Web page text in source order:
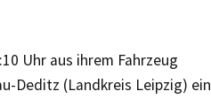
Uhr aus ihrem Fahrzeug
Deditz (Landkreis Leipzig) ein